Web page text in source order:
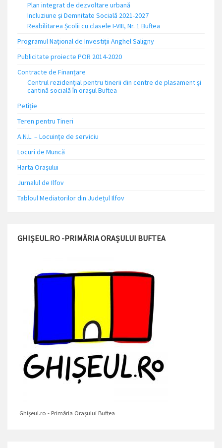
Plan integrat de dezvoltare urbană
Incluziune și Demnitate Socială 2021-2027
Reabilitarea Școlii cu clasele I-VIII, Nr. 1 Buftea
Programul Național de Investiții Anghel Saligny
Publicitate proiecte POR 2014-2020
Contracte de Finanțare
Centrul rezidențial pentru tinerii din centre de plasament și
cantină socială în orașul Buftea
Petiție
Teren pentru Tineri
A.N.L. – Locuinţe de serviciu
Locuri de Muncă
Harta Orașului
Jurnalul de Ilfov
Tabloul Mediatorilor din Județul Ilfov
GHIȘEUL.RO -PRIMĂRIA ORAȘULUI BUFTEA
Ghișeul.ro - Primăria Orașului Buftea